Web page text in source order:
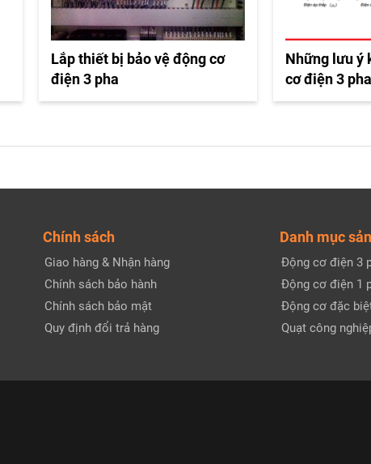
Lắp thiết bị bảo vệ động cơ
điện 3 pha
Những lưu ý
cơ điện 3 pha
Chính sách
Giao hàng & Nhận hàng
Chính sách bảo hành
Chính sách bảo mật
Quy định đổi trả hàng
Danh mục
Động cơ điện 3
Động cơ điện 1
Động cơ đặc
Quạt công